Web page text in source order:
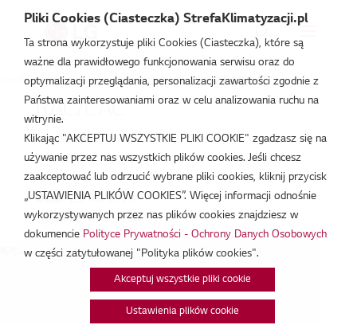
Strefa Klimatyzacji /Wydarzenia/RAC/CAC/RAC/CAC
RAC/CAC
mar 23, 2023
Data:23/03/2023
Godzina:9:00 - 15:00
Pliki Cookies (Ciasteczka) StrefaKlimatyzacji.pl
Ta strona wykorzystuje pliki Cookies (Ciasteczka), które są
ważne dla prawidłowego funkcjonowania serwisu oraz do
optymalizacji przeglądania, personalizacji zawartości zgodnie z
Państwa zainteresowaniami oraz w celu analizowania ruchu na
witrynie.
Klikając "AKCEPTUJ WSZYSTKIE PLIKI COOKIE" zgadzasz się na
używanie przez nas wszystkich plików cookies. Jeśli chcesz
zaakceptować lub odrzucić wybrane pliki cookies, kliknij przycisk
„USTAWIENIA PLIKÓW COOKIES”. Więcej informacji odnośnie
wykorzystywanych przez nas plików cookies znajdziesz w
dokumencie Polityce Prywatności - Ochrony Danych Osobowych
w części zatytułowanej "Polityka plików cookies".
Akceptuj wszystkie pliki cookie
Ustawienia plików cookie